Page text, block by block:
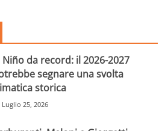
Niño da record: il 2026-2027
segnare una svolta
storica
Luglio 25, 2026